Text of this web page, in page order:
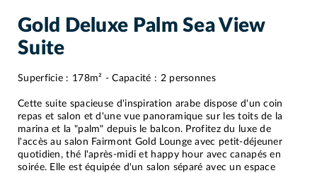
Gold Deluxe Palm Sea View
Suite
Superficie : 178m² - Capacité : 2 personnes
Cette suite spacieuse d'inspiration arabe dispose d'un coin
repas et salon et d'une vue panoramique sur les toits de la
marina et la "palm" depuis le balcon. Profitez du luxe de
l'accès au salon Fairmont Gold Lounge avec petit-déjeuner
quotidien, thé l'après-midi et happy hour avec canapés en
soirée. Elle est équipée d'un salon séparé avec un espace